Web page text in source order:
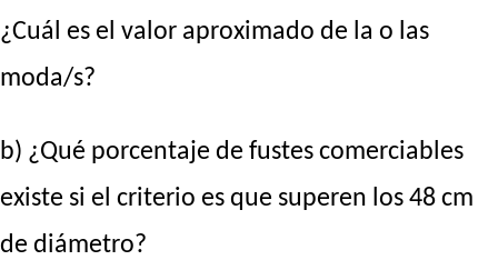
¿Cuál es el valor aproximado de la o las
moda/s?
b) ¿Qué porcentaje de fustes comerciables
existe si el criterio es que superen los 48 cm
de diámetro?